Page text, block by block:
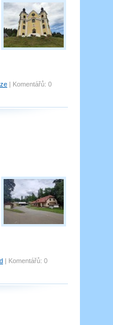
| Komentářů: 0
| Komentářů: 0